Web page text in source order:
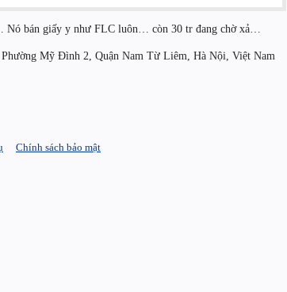
Nó bán giấy y như FLC luôn… còn 30 tr đang chờ xả…
Mỹ Đình 2, Quận Nam Từ Liêm, Hà Nội, Việt Nam
Chính sách bảo mật